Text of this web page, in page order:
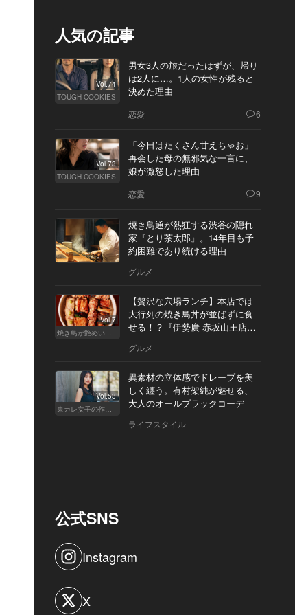
人気の記事
Vol.74
TOUGH COOKIES
男女3人の旅だったはずが、帰り
は2人に…。1人の女性が残ると
決めた理由
恋愛 6
Vol.73
TOUGH COOKIES
「今日はたくさん甘えちゃお」
再会した母の無邪気な一言に、
娘が激怒した理由
恋愛 9
焼き鳥通が熱狂する渋谷の隠れ
家『とり茶太郎』。14年目も予
約困難であり続ける理由
グルメ
Vol.7
焼き鳥が艶めいてきた
【贅沢な穴場ランチ】本店では
大行列の焼き鳥丼が並ばずに食
せる！？『伊勢廣 赤坂山王店』
グルメ
Vol.53
東カレ女子の作り方
異素材の立体感でドレープを美
しく纏う。有村架純が魅せる、
大人のオールブラックコーデ
ライフスタイル
公式SNS
Instagram
X